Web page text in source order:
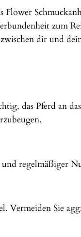
zum
dir und
das Pferd an
regelmäßiger
Sie